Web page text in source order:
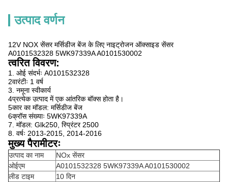
उत्पाद वर्णन
12V NOX सेंसर मर्सिडीज बेंज के लिए नाइट्रोजन ऑक्साइड सेंसर
A0101532328 5WK97339A A0101530002
त्वरित विवरण:
1. ओई संदर्भः A0101532328
2वारंटीः 1 वर्ष
3. नमूना स्वीकार्य
4प्रत्येक उत्पाद में एक आंतरिक बॉक्स होता है।
5कार का मॉडल: मर्सिडीज बेंज
6क्रॉस संख्याः 5WK97339A
7. मॉडल: Glk250, स्प्रिंटर 2500
8. वर्षः 2013-2015, 2014-2016
मुख्य पैरामीटरः
उत्पाद का नाम
NOx सेंसर
ओईएम
A0101532328 5WK97339A A0101530002
लीड टाइम
10 दिन